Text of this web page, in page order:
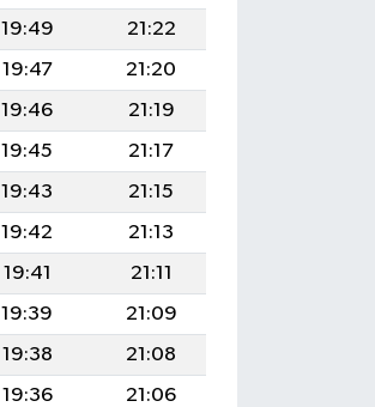
19:49
21:22
19:47
21:20
19:46
21:19
19:45
21:17
19:43
21:15
19:42
21:13
19:41
21:11
19:39
21:09
19:38
21:08
19:36
21:06